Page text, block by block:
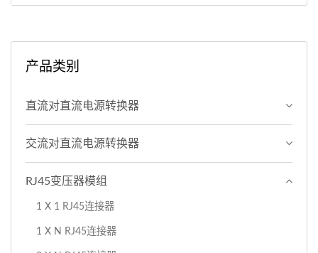
产品类别
直流对直流电源转换器
交流对直流电源转换器
RJ45变压器模组
1 X 1 RJ45连接器
1 X N RJ45连接器